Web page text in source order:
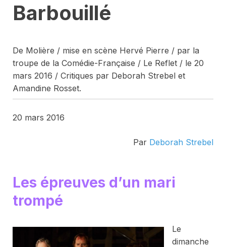
Barbouillé
De Molière / mise en scène Hervé Pierre / par la
troupe de la Comédie-Française / Le Reflet / le 20
mars 2016 / Critiques par Deborah Strebel et
Amandine Rosset.
20 mars 2016
Par Deborah Strebel
Les épreuves d’un mari
trompé
Le
dimanche